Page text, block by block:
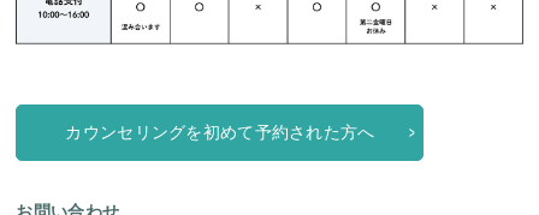
カウンセリングを初めて予約された方へ
お問い合わせ